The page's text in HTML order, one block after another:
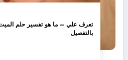
تعرف علي – ما هو تفسير حلم
بالتفصيل